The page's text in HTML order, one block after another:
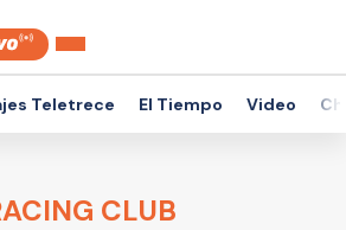
Teletrece El Tiempo Video
CLUB